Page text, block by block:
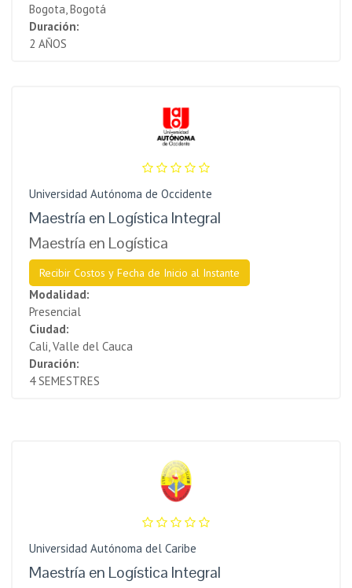
Bogota, Bogotá
Duración:
2 AÑOS
Universidad Autónoma de Occidente
Maestría en Logística Integral
Maestría en Logística
Recibir Costos y Fecha de Inicio al Instante
Modalidad:
Presencial
Ciudad:
Cali, Valle del Cauca
Duración:
4 SEMESTRES
Universidad Autónoma del Caribe
Maestría en Logística Integral